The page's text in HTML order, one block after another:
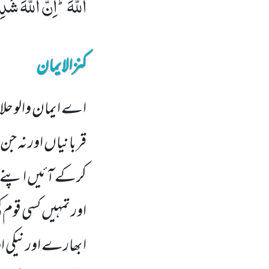
کنزالایمان
اے ایمان والو
قربانیاں اور نہ
کرکے آئیں اپنے
اور تمہیں کسی
ابھارے اور نیکی